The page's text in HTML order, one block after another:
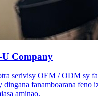
U Company
serivisy OEM / ODM sy
dingana fanamboarana feno
aminao.